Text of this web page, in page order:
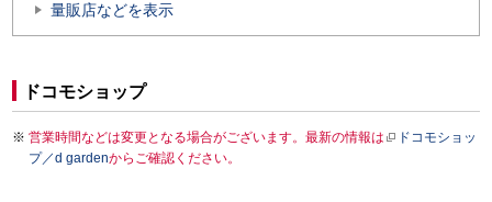
量販店などを表示
ドコモショップ
営業時間などは変更となる場合がございます。最新の情報は
ドコモショッ
プ／d gardenからご確認ください。